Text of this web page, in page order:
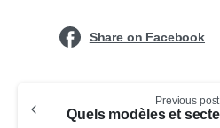
Share on Facebook
Previous post